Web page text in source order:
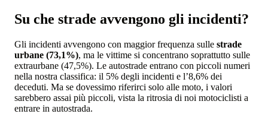
Su che strade avvengono gli incidenti?
Gli incidenti avvengono con maggior frequenza sulle strade
urbane (73,1%), ma le vittime si concentrano soprattutto sulle
extraurbane (47,5%). Le autostrade entrano con piccoli numeri
nella nostra classifica: il 5% degli incidenti e l’8,6% dei
deceduti. Ma se dovessimo riferirci solo alle moto, i valori
sarebbero assai più piccoli, vista la ritrosia di noi motociclisti a
entrare in autostrada.